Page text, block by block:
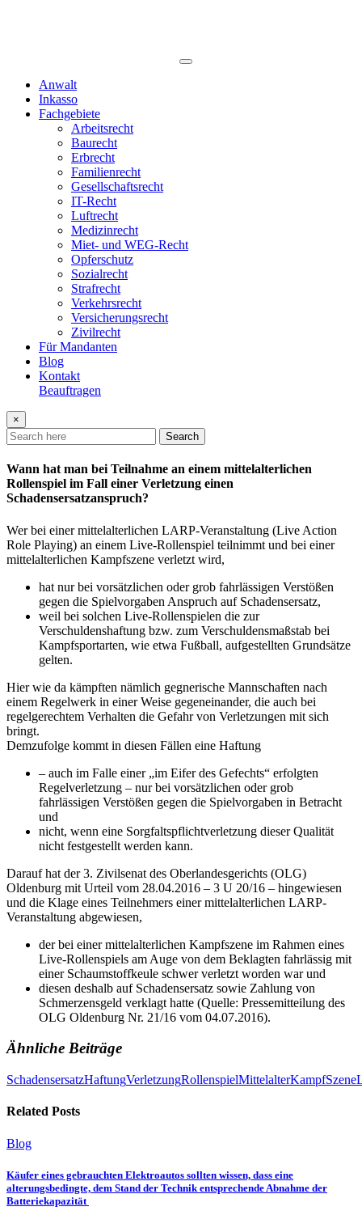
Anwalt
Inkasso
Fachgebiete
Arbeitsrecht
Baurecht
Erbrecht
Familienrecht
Gesellschaftsrecht
IT-Recht
Luftrecht
Medizinrecht
Miet- und WEG-Recht
Opferschutz
Sozialrecht
Strafrecht
Verkehrsrecht
Versicherungsrecht
Zivilrecht
Für Mandanten
Blog
Kontakt
Beauftragen
×
Search
Wann hat man bei Teilnahme an einem mittelalterlichen
Rollenspiel im Fall einer Verletzung einen
Schadensersatzanspruch?
Wer bei einer mittelalterlichen LARP-Veranstaltung (Live Action
Role Playing) an einem Live-Rollenspiel teilnimmt und bei einer
mittelalterlichen Kampfszene verletzt wird,
hat nur bei vorsätzlichen oder grob fahrlässigen Verstößen
gegen die Spielvorgaben Anspruch auf Schadensersatz,
weil bei solchen Live-Rollenspielen die zur
Verschuldenshaftung bzw. zum Verschuldensmaßstab bei
Kampfsportarten, wie etwa Fußball, aufgestellten Grundsätze
gelten.
Hier wie da kämpften nämlich gegnerische Mannschaften nach
einem Regelwerk in einer Weise gegeneinander, die auch bei
regelgerechtem Verhalten die Gefahr von Verletzungen mit sich
bringt.
Demzufolge kommt in diesen Fällen eine Haftung
– auch im Falle einer „im Eifer des Gefechts“ erfolgten
Regelverletzung – nur bei vorsätzlichen oder grob
fahrlässigen Verstößen gegen die Spielvorgaben in Betracht
und
nicht, wenn eine Sorgfaltspflichtverletzung dieser Qualität
nicht festgestellt werden kann.
Darauf hat der 3. Zivilsenat des Oberlandesgerichts (OLG)
Oldenburg mit Urteil vom 28.04.2016 – 3 U 20/16 – hingewiesen
und die Klage eines Teilnehmers einer mittelalterlichen LARP-
Veranstaltung abgewiesen,
der bei einer mittelalterlichen Kampfszene im Rahmen eines
Live-Rollenspiels am Auge von dem Beklagten fahrlässig mit
einer Schaumstoffkeule schwer verletzt worden war und
diesen deshalb auf Schadensersatz sowie Zahlung von
Schmerzensgeld verklagt hatte (Quelle: Pressemitteilung des
OLG Oldenburg Nr. 21/16 vom 04.07.2016).
Ähnliche Beiträge
SchadensersatzHaftungVerletzungRollenspielMittelalterKampfSzene
Related Posts
Blog
Käufer eines gebrauchten Elektroautos sollten wissen, dass eine
alterungsbedingte, dem Stand der Technik entsprechende Abnahme der
Batteriekapazität